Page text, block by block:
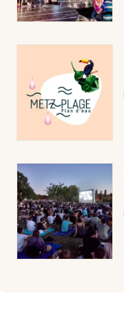
Mon email